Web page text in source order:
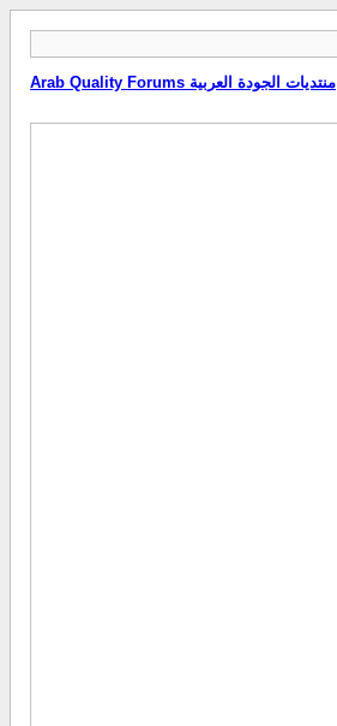
منتديات الجودة العربية Arab Quality Forums